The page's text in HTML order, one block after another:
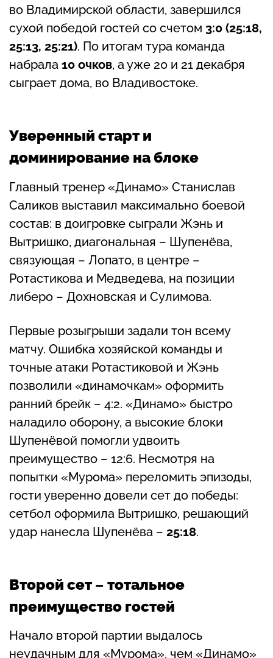
во Владимирской области, завершился
сухой победой гостей со счетом 3:0 (25:18,
25:13, 25:21). По итогам тура команда
набрала 10 очков, а уже 20 и 21 декабря
сыграет дома, во Владивостоке.
Уверенный старт и
доминирование на блоке
Главный тренер «Динамо» Станислав
Саликов выставил максимально боевой
состав: в доигровке сыграли Жэнь и
Вытришко, диагональная – Шупенёва,
связующая – Лопато, в центре –
Ротастикова и Медведева, на позиции
либеро – Дохновская и Сулимова.
Первые розыгрыши задали тон всему
матчу. Ошибка хозяйской команды и
точные атаки Ротастиковой и Жэнь
позволили «динамочкам» оформить
ранний брейк – 4:2. «Динамо» быстро
наладило оборону, а высокие блоки
Шупенёвой помогли удвоить
преимущество – 12:6. Несмотря на
попытки «Мурома» переломить эпизоды,
гости уверенно довели сет до победы:
сетбол оформила Вытришко, решающий
удар нанесла Шупенёва – 25:18.
Второй сет – тотальное
преимущество гостей
Начало второй партии выдалось
неудачным для «Мурома», чем «Динамо»